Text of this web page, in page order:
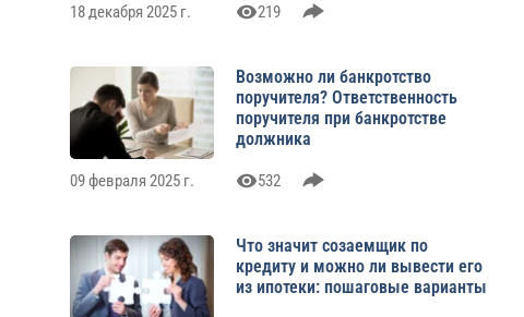
18 декабря 2025 г. 219
Возможно ли банкротство
поручителя? Ответственность
поручителя при банкротстве
должника
09 февраля 2025 г. 532
Что значит созаемщик по
кредиту и можно ли вывести его
из ипотеки: пошаговые варианты